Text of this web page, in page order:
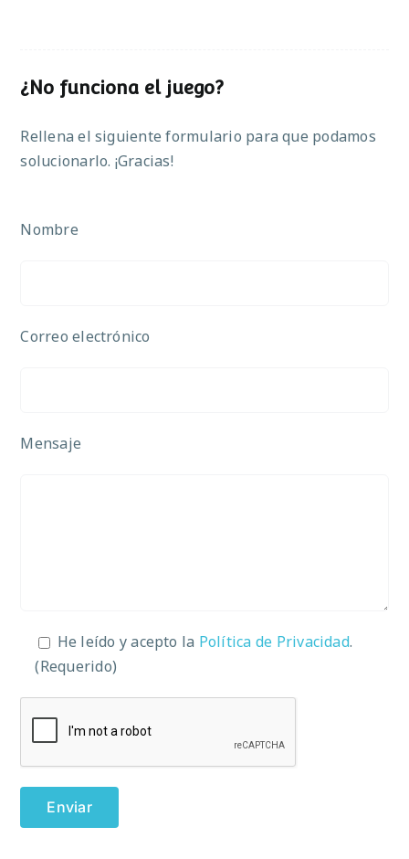
¿No funciona el juego?
Rellena el siguiente formulario para que podamos
solucionarlo. ¡Gracias!
Nombre
Correo electrónico
Mensaje
He leído y acepto la Política de Privacidad.
(Requerido)